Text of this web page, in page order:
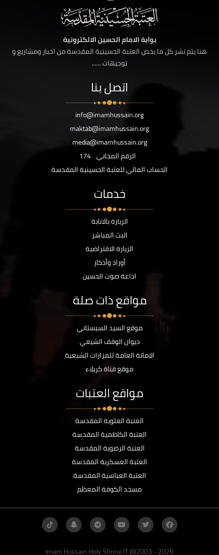
بوابة الامام الحسين الالكترونية
هنا يتم نشر كل ما يخص العتبة الحسينية المقدسة من اخبار ومشاريع و
توجيهات ......
اتصل بنا
info@imamhussain.org
maktab@imamhussain.org
media@imamhussain.org
الرقم المجاني 174
الحساب المالي للعتبة الحسينية المقدسة
خدمات
الزيارة بالانابة
البث المباشر
الزيارة الافتراضية
أوراد وأذكار
اذاعة صوت الحسين
مواقع ذات صلة
موقع السيد السيستاني
ديوان الوقف الشيعي
الامانة العامة للمزارات الشيعية
موقع قناة كربلاء
مواقع العتبات
العتبة العلوية المقدسة
العتبة الكاظمية المقدسة
العتبة الرضوية المقدسة
العتبة العسكرية المقدسة
العتبة العباسية المقدسة
مسجد الكوفة المعظم
Imam Hussain Holy Shrine IT @2003 - 2026